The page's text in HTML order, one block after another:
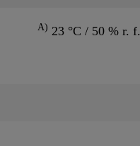
A) 23 °C / 50 % r. f.